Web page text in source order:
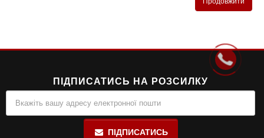
ПІДПИСАТИСЬ НА РОЗСИЛКУ
ПІДПИСАТИСЬ